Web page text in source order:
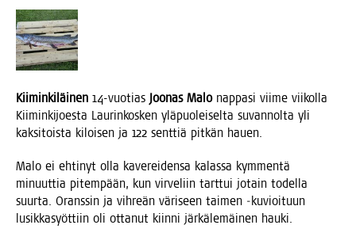
Kii­min­ki­läi­nen 14-vuo­tias Joo­nas Malonap­pa­si vii­me vii­kol­la
Kii­min­ki­joes­ta Lau­rin­kos­ken ylä­puo­lei­sel­ta suvan­nol­ta yli
kak­si­tois­ta kiloi­sen ja 122 sent­tiä pit­kän hauen.
Malo ei ehti­nyt olla kave­rei­den­sa kalas­sa kym­men­tä
minuut­tia pitem­pään, kun vir­ve­liin tart­tui jotain todel­la
suur­ta. Orans­sin ja vih­reän väri­seen tai­men ‑kuvioi­tuun
lusik­ka­syöt­tiin oli otta­nut kiin­ni jär­kä­le­mäi­nen hauki.